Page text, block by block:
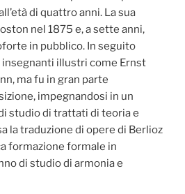
di quattro anni. La sua
nel 1875 e, a sette anni,
in pubblico. In seguito
illustri come Ernst
ma fu in gran parte
impegnandosi in un
studio di trattati di teoria e
la traduzione di opere di Berlioz
formazione formale in
di studio di armonia e